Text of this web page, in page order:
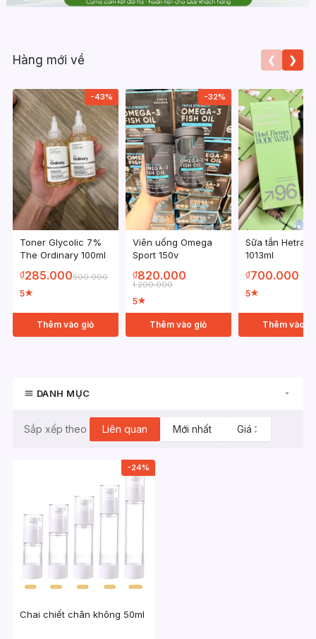
Hàng mới về ❮ ❯
-43%
Toner Glycolic 7%
The Ordinary 100ml
₫285.000500.000
5★
Thêm vào giỏ
-32%
Viên uống Omega
Sport 150v
₫820.000
1.200.000
5★
Thêm vào giỏ
Sữa tắn Hetras
1013ml
₫700.000
5★
Thêm vào
DANH MỤC
Sắp xếp theo Liên quan Mới nhất Giá ▲
▼
-24%
Chai chiết chân không 50ml